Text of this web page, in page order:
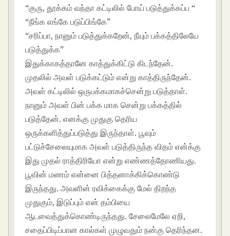
“குரு, தூக்கம் வந்தா கட்டிலில் போய் படுத்துக்கப்ப “
“நீங்க எங்கே படுப்பிங்கே”
“சரிப்பா, நானும் படுத்துக்கறேன், நீயும் பக்கத்திலேயே
படுத்துக்க”
இதுக்காகத்தானே காத்துக்கிட்டு கிடந்தேன்.
முதலில் அவள் படுக்கட்டும் என்று காத்திருந்தேன்.
அவள் கட்டிலில் ஒருபக்கமாகச்சென்று படுத்தாள்.
நானும் அவள் பின் பக்க மாக சென்று பக்கத்தில்
படுத்தேன். எனக்கு முதுகு தெரிய
ஒருக்களித்துப்படுத்து இருந்தாள். பூவும்
பட்டுச்சேலையுமாக அவள் படுத்திருந்த விதம் என்க்கு
இது முதல் ராத்திரியோ என்று எண்ணத்தோணியது.
பூவின் மணம் என்னை பித்தனாக்கிக்கொண்டு
இருந்தது. அவளின் ரவிக்கைக்கு மேல் திறந்த
முதுகும், இடுப்பும் என் தம்பியை
ஆடவைத்துக்கொண்டிருந்தது. சேலைமேலே ஏறி,
சதைப்பிடிப்பான கால்கள் முழுவதும் நன்கு தெரிந்தன.